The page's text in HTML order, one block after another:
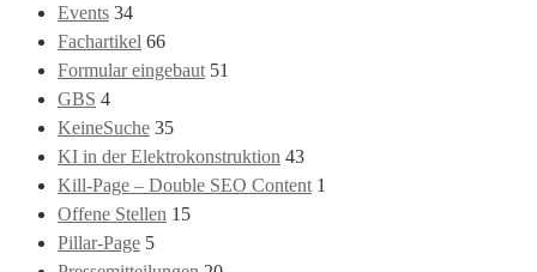
Events 34
Fachartikel 66
Formular eingebaut 51
GBS 4
KeineSuche 35
KI in der Elektrokonstruktion 43
Kill-Page – Double SEO Content 1
Offene Stellen 15
Pillar-Page 5